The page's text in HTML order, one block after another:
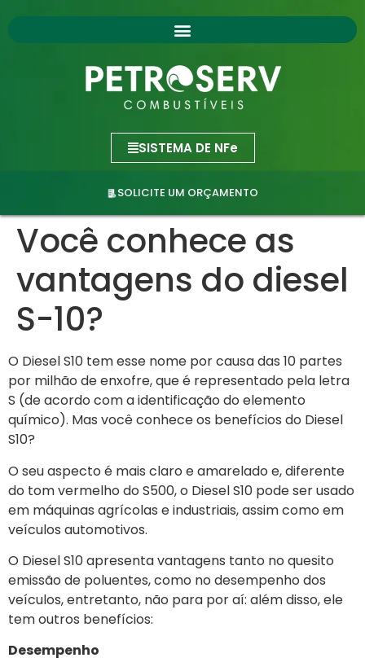
SISTEMA DE NFe
SOLICITE UM ORÇAMENTO
Você conhece as
vantagens do diesel
S-10?
O Diesel S10 tem esse nome por causa das 10 partes
por milhão de enxofre, que é representado pela letra
S (de acordo com a identificação do elemento
químico). Mas você conhece os benefícios do Diesel
S10?
O seu aspecto é mais claro e amarelado e, diferente
do tom vermelho do S500, o Diesel S10 pode ser usado
em máquinas agrícolas e industriais, assim como em
veículos automotivos.
O Diesel S10 apresenta vantagens tanto no quesito
emissão de poluentes, como no desempenho dos
veículos, entretanto, não para por aí: além disso, ele
tem outros benefícios:
Desempenho